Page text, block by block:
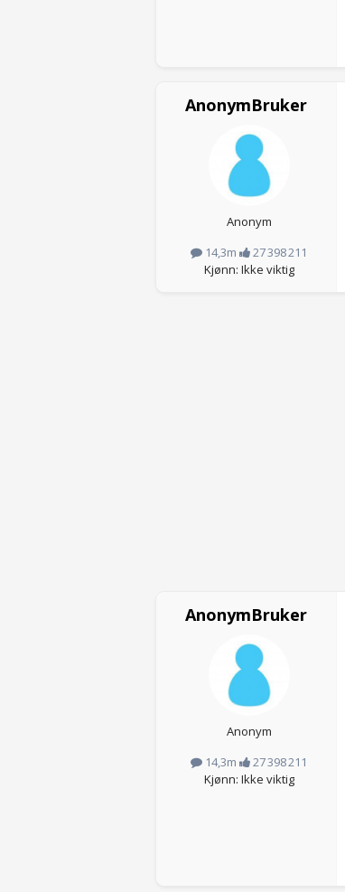
AnonymBruker
Anonym
14,3m
27 398 211
Kjønn: Ikke viktig
AnonymBruker
Anonym
14,3m
27 398 211
Kjønn: Ikke viktig